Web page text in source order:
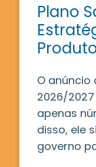
Plano
O anúncio
2026/
apenas
disso, ele
governo